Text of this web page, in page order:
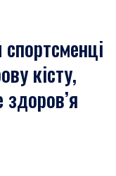
кісту,
здоров’я